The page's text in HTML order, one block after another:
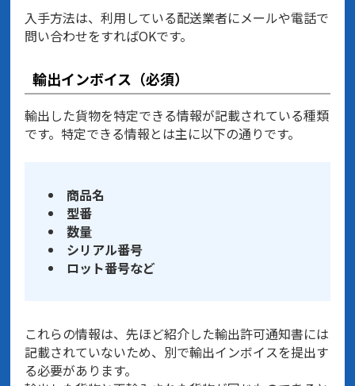
入手方法は、利用している配送業者にメールや電話で
問い合わせをすればOKです。
輸出インボイス（必須）
輸出した貨物を特定できる情報が記載されている種類
です。特定できる情報とは主に以下の通りです。
商品名
型番
数量
シリアル番号
ロット番号など
これらの情報は、先ほど紹介した輸出許可通知書には
記載されていないため、別で輸出インボイスを提出す
る必要があります。